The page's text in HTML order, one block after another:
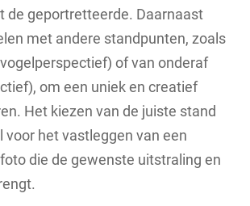
de geportretteerde. Daarnaast
met andere standpunten, zoals
of van onderaf
om een uniek en creatief
Het kiezen van de juiste stand
voor het vastleggen van een
die de gewenste uitstraling en